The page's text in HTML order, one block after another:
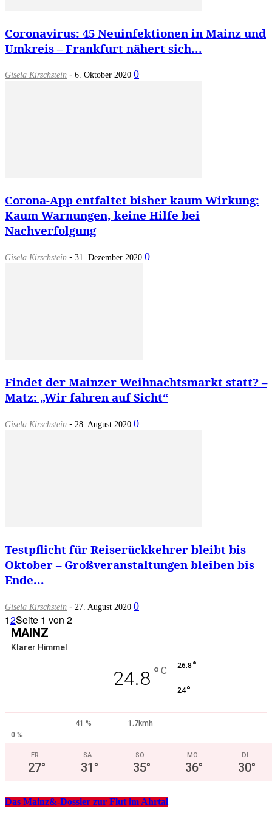
Coronavirus: 45 Neuinfektionen in Mainz und
Umkreis – Frankfurt nähert sich...
Gisela Kirschstein - 6. Oktober 2020 0
Corona-App entfaltet bisher kaum Wirkung:
Kaum Warnungen, keine Hilfe bei
Nachverfolgung
Gisela Kirschstein - 31. Dezember 2020 0
Findet der Mainzer Weihnachtsmarkt statt? –
Matz: „Wir fahren auf Sicht“
Gisela Kirschstein - 28. August 2020 0
Testpflicht für Reiserückkehrer bleibt bis
Oktober – Großveranstaltungen bleiben bis
Ende...
Gisela Kirschstein - 27. August 2020 0
12Seite 1 von 2
MAINZ
Klarer Himmel
24.8 ° C 26.8 °
24°
41 %
1.7kmh
0 %
FR.
27°
SA.
31°
SO.
35°
MO.
36°
DI.
30°
Das Mainz&-Dossier zur Flut im Ahrtal